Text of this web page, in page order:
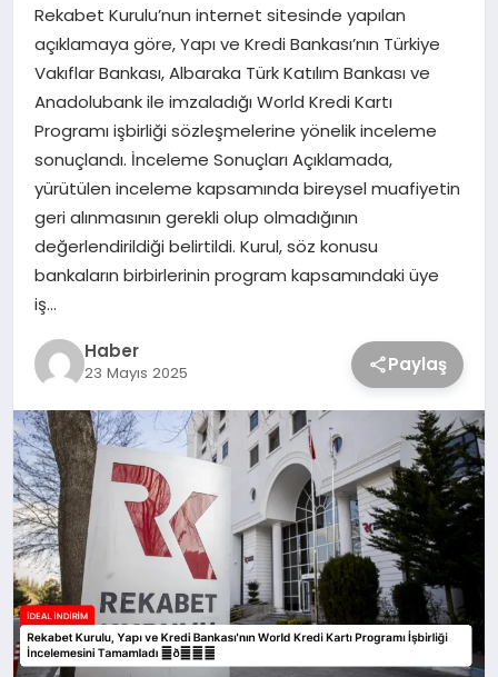
Rekabet Kurulu’nun internet sitesinde yapılan
açıklamaya göre, Yapı ve Kredi Bankası’nın Türkiye
Vakıflar Bankası, Albaraka Türk Katılım Bankası ve
Anadolubank ile imzaladığı World Kredi Kartı
Programı işbirliği sözleşmelerine yönelik inceleme
sonuçlandı. İnceleme Sonuçları Açıklamada,
yürütülen inceleme kapsamında bireysel muafiyetin
geri alınmasının gerekli olup olmadığının
değerlendirildiği belirtildi. Kurul, söz konusu
bankaların birbirlerinin program kapsamındaki üye
iş…
Haber
23 Mayıs 2025 Paylaş